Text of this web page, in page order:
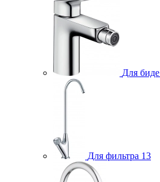
Для биде
Для фильтра 13